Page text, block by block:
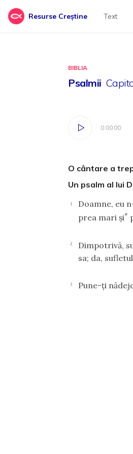
Resurse Creștine Text
BIBLIA
Psalmii
0:00:00
0:00:00
O cântare a
Un psalm al lui
1
Doamne, eu
prea mari şi*
2 Dimpotrivă,
sa; da,
3 Pune-ţi